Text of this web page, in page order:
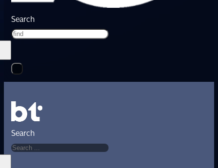
Search
Search